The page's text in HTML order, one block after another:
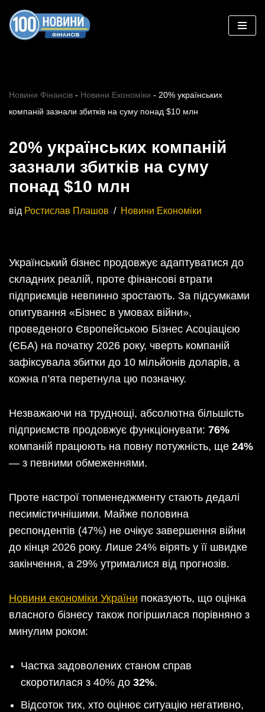
Перейти
Новини Фінансів - Новини Економіки - 20% українських
компаній зазнали збитків на суму понад $10 млн
20% українських компаній
зазнали збитків на суму
понад $10 млн
від Ростислав Плашов Новини Економіки
Український бізнес продовжує адаптуватися до
складних реалій, проте фінансові втрати
підприємців невпинно зростають. За підсумками
опитування «Бізнес в умовах війни»,
проведеного Європейською Бізнес Асоціацією
(ЄБА) на початку 2026 року, чверть компаній
зафіксувала збитки до 10 мільйонів доларів, а
кожна п’ята перетнула цю позначку.
Незважаючи на труднощі, абсолютна більшість
підприємств продовжує функціонувати: 76%
компаній працюють на повну потужність, ще 24%
— з певними обмеженнями.
Проте настрої топменеджменту стають дедалі
песимістичнішими. Майже половина
респондентів (47%) не очікує завершення війни
до кінця 2026 року. Лише 24% вірять у її швидке
закінчення, а 29% утрималися від прогнозів.
Новини економіки України показують, що оцінка
власного бізнесу також погіршилася порівняно з
минулим роком:
Частка задоволених станом справ
скоротилася з 40% до 32%.
Відсоток тих, хто оцінює ситуацію негативно,